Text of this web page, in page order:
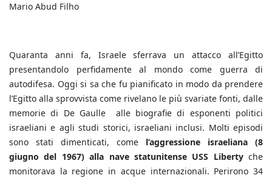
Mario Abud Filho
Quaranta anni fa, Israele sferrava un attacco all’Egitto
presentandolo perfidamente al mondo come guerra di
autodifesa. Oggi si sa che fu pianificato in modo da prendere
l’Egitto alla sprovvista come rivelano le più svariate fonti, dalle
memorie di De Gaulle alle biografie di esponenti politici
israeliani e agli studi storici, israeliani inclusi. Molti episodi
sono stati dimenticati, come l’aggressione israeliana (8
giugno del 1967) alla nave statunitense USS Libertyche
monitorava la regione in acque internazionali. Perirono 34